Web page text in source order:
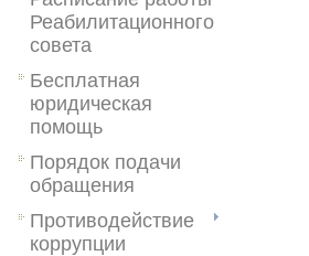
Реабилитационного
совета
Бесплатная
юридическая
помощь
Порядок подачи
обращения
Противодействие
коррупции